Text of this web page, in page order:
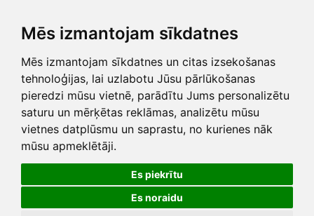
Mēs izmantojam sīkdatnes
Mēs izmantojam sīkdatnes un citas izsekošanas
tehnoloģijas, lai uzlabotu Jūsu pārlūkošanas
pieredzi mūsu vietnē, parādītu Jums personalizētu
saturu un mērķētas reklāmas, analizētu mūsu
vietnes datplūsmu un saprastu, no kurienes nāk
mūsu apmeklētāji.
Es piekrītu
Es noraidu